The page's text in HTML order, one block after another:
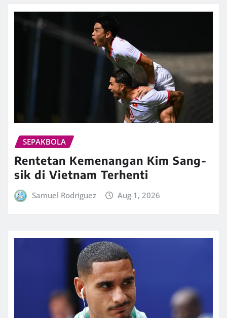
SEPAKBOLA
Rentetan Kemenangan Kim Sang-
sik di Vietnam Terhenti
Samuel Rodriguez Aug 1, 2026